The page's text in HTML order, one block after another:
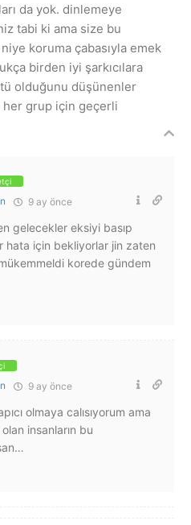
da yok. dinlemeye
tabi ki ama size bu
koruma çabasıyla emek
birden iyi şarkıcılara
olduğunu düşünenler
grup için geçerli
9 ay önce
gelecekler eksiyi basıp
için bekliyorlar jin zaten
korede gündem
9 ay önce
olmaya calısıyorum ama
insanların bu